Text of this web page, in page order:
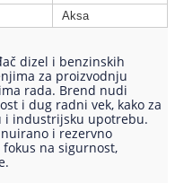
Aksa
dizel i benzinskih
za proizvodnju
rada. Brend nudi
i dug radni vek, kako za
i industrijsku upotrebu.
i rezervno
na sigurnost,